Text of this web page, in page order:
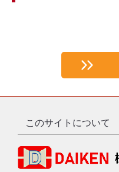
このサイトについて